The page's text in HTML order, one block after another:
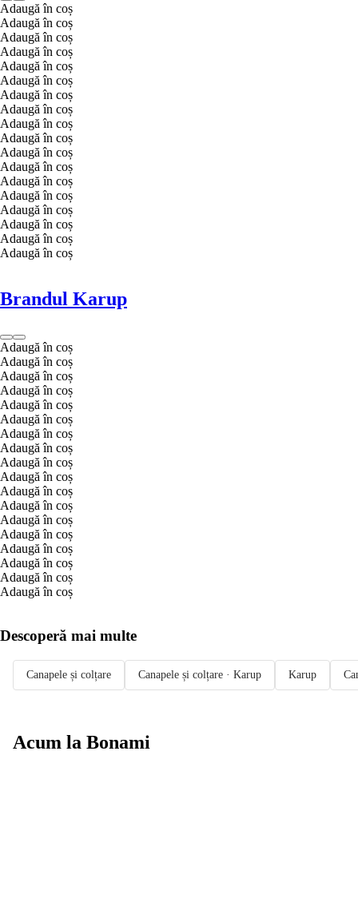
Adaugă în coș
Adaugă în coș
Adaugă în coș
Adaugă în coș
Adaugă în coș
Adaugă în coș
Adaugă în coș
Adaugă în coș
Adaugă în coș
Adaugă în coș
Adaugă în coș
Adaugă în coș
Adaugă în coș
Adaugă în coș
Adaugă în coș
Adaugă în coș
Adaugă în coș
Adaugă în coș
Brandul Karup
Adaugă în coș
Adaugă în coș
Adaugă în coș
Adaugă în coș
Adaugă în coș
Adaugă în coș
Adaugă în coș
Adaugă în coș
Adaugă în coș
Adaugă în coș
Adaugă în coș
Adaugă în coș
Adaugă în coș
Adaugă în coș
Adaugă în coș
Adaugă în coș
Adaugă în coș
Adaugă în coș
Descoperă mai multe
Canapele și colțare Canapele și colțare · Karup Karup
Acum la Bonami